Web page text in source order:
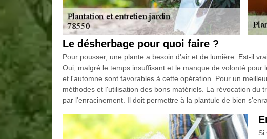
Le désherbage pour quoi faire ?
Pour pousser, une plante a besoin d'air et de lumière. Est-il
Oui, malgré le temps insuffisant et le manque de volonté
et l'automne sont favorables à cette opération. Pour un
méthodes et l'utilisation des bons matériels. La révocation du
par l'enracinement. Il doit permettre à la plantule de bien
Si